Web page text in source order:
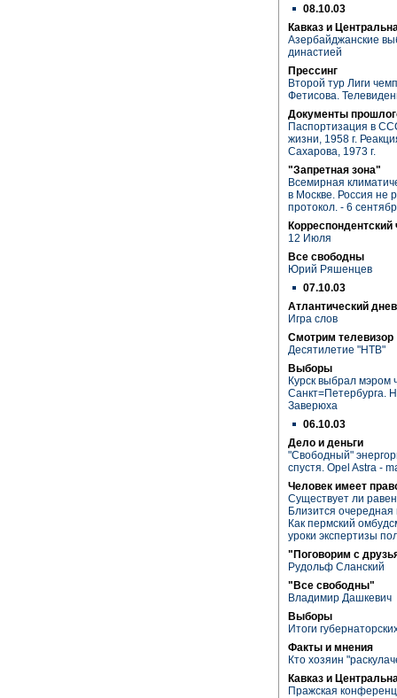
08.10.03
Кавказ и
Азербайджанские
династией
Прессинг
Второй тур Лиги
Фетисова.
Документы
Паспортизация в
жизни, 1958 г.
Сахарова, 1973 г.
"Запретная зона"
Всемирная
в Москве. Россия не
протокол. - 6
Корреспондентский
12 Июля
Все свободны
Юрий Ряшенцев
07.10.03
Атлантический
Игра слов
Смотрим телевизор
Десятилетие "НТВ"
Выборы
Курск выбрал мэром
Санкт=Петербурга.
Заверюха
06.10.03
Дело и деньги
"Свободный"
спустя. Opel Astra -
Человек имеет
Существует ли
Близится
Как пермский
уроки экспертизы
"Поговорим с
Рудольф Сланский
"Все свободны"
Владимир Дашкевич
Выборы
Итоги
Факты и мнения
Кто хозяин
Кавказ и
Пражская